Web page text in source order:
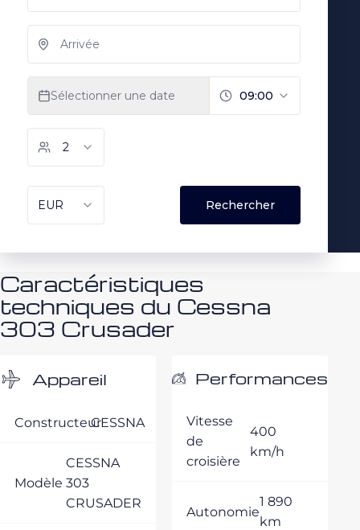
Caractéristiques
techniques du Cessna
303 Crusader
Appareil
ConstructeurCESSNA
Modèle
CESSNA
303
CRUSADER
Performances
Vitesse
de
croisière
400
km/h
Autonomie
1 890
km